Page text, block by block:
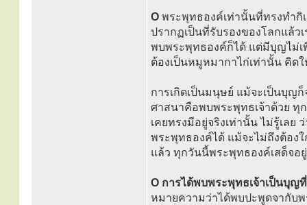
O พระพุทธองค์เท่านั้นที่ทรงทำกิ
ปรากฏเป็นที่รับรองของโลกแล้ว
พบพระพุทธองค์ก็ได้ แต่มีบุญไม่เ
ต้องเป็นหมูหมากาไก่เท่านั้น คิด
การเกิดเป็นมนุษย์ แม้จะเป็นบุญ
ศาสนาคือพบพระพุทธเจ้าด้วย ทุ
เคยทรงมีอยู่จริงเท่านั้น ไม่รู้เลย
พระพุทธองค์ได้ แม้จะไม่ถึงต้อง
แล้ว ทุกวันนี้พระพุทธองค์เสด็จอ
O การได้พบพระพุทธเจ้าเป็นบุญ
หมายความว่าได้พบปะพูดจากับ